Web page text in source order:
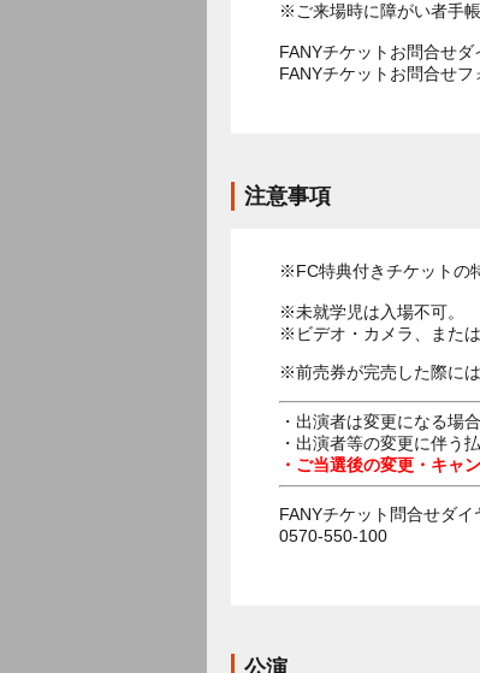
※ご来場時に障がい者手
FANYチケットお問合せ
FANYチケットお問合せ
注意事項
※FC特典付きチケットの
※未就学児は入場不可。
※ビデオ・カメラ、また
※前売券が完売した際に
・出演者は変更になる場
・出演者等の変更に伴う
・ご当選後の変更・キャ
FANYチケット問合せダイ
0570-550-100
公演